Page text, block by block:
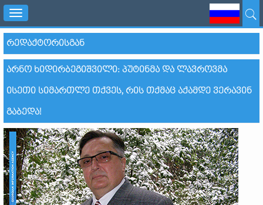
Toggle
navigation
ᲠᲔᲓᲐᲥᲢᲝᲠᲘᲡᲒᲐᲜ
ᲐᲠᲜᲝ ᲮᲘᲓᲘᲠᲑᲔᲒᲘᲨᲕᲘᲚᲘ: ᲞᲣᲢᲘᲜᲛᲐ ᲓᲐ ᲚᲐᲕᲠᲝᲕᲛᲐ
ᲘᲡᲔᲗᲘ ᲡᲘᲛᲐᲠᲗᲚᲔ ᲗᲥᲕᲔᲡ, ᲠᲘᲡ ᲗᲥᲛᲐᲪ ᲐᲥᲐᲛᲓᲔ ᲕᲔᲠᲐᲕᲘᲜ
ᲒᲐᲑᲔᲓᲐ!